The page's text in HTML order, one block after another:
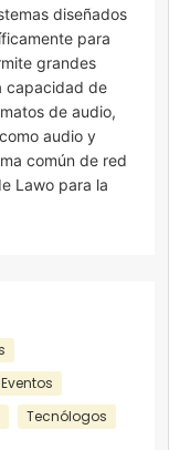
diseñados
para
grandes
capacidad de
de audio,
audio y
común de red
Lawo para la
Tecnólogos